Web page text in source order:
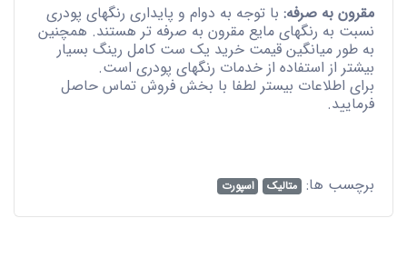
مقرون به صرفه: با توجه به دوام و پایداری رنگهای پودری
نسبت به رنگهای مایع مقرون به صرفه تر هستند. همچنین
به طور میانگین قیمت خرید یک ست کامل رینگ بسیار
بیشتر از استفاده از خدمات رنگهای پودری است.
برای اطلاعات بیستر لطفا با بخش فروش تماس حاصل
فرمایید.
برچسب ها: متالیک اسپورت